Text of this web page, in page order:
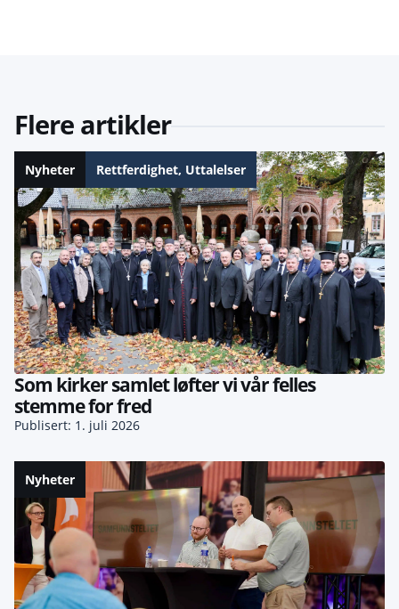
Flere artikler
Nyheter Rettferdighet, Uttalelser
Som kirker samlet løfter vi vår felles
stemme for fred
Publisert: 1. juli 2026
Nyheter